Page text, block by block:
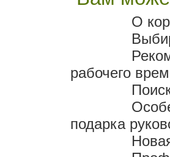
О
рабочего
подарка